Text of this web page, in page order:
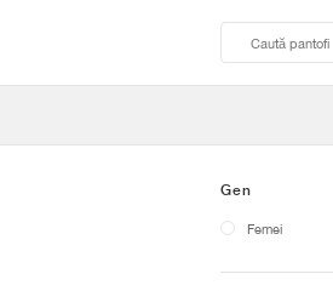
Gen
Femei